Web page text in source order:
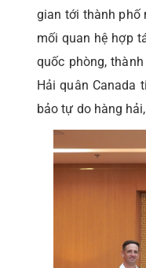
gian tới thành phố
mối quan hệ hợp
quốc phòng,
Hải quân Canada
bảo tự do hàng